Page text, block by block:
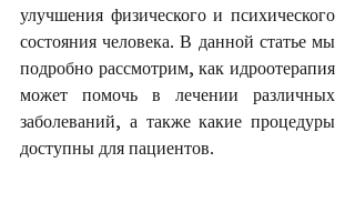
улучшения физического и психического
состояния человека. В данной статье мы
подробно рассмотрим, как идроотерапия
может помочь в лечении различных
заболеваний, а также какие процедуры
доступны для пациентов.